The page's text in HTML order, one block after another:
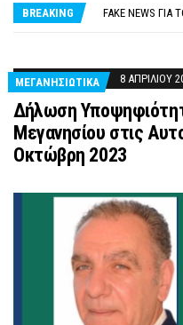
BREAKING
ΜΕΓΑΝΗΣΙΩΤΙΚΑ
8 ΑΠΡΙΛΊΟΥ
Δήλωση
Μεγανησίου στις
Οκτώβρη 2023